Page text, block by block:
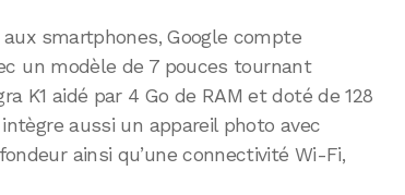
smartphones, Google compte
un modèle de 7 pouces tournant
K1 aidé par 4 Go de RAM et doté de 128
aussi un appareil photo avec
ainsi qu’une connectivité Wi-Fi,